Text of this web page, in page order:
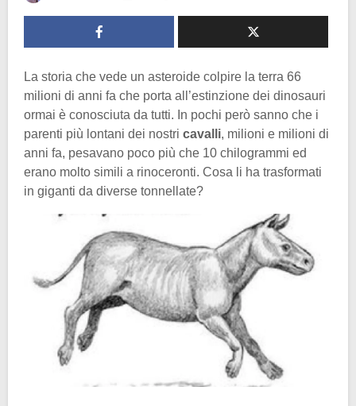
La storia che vede un asteroide colpire la terra 66
milioni di anni fa che porta all’estinzione dei dinosauri
ormai è conosciuta da tutti. In pochi però sanno che i
parenti più lontani dei nostri cavalli, milioni e milioni di
anni fa, pesavano poco più che 10 chilogrammi ed
erano molto simili a rinoceronti. Cosa li ha trasformati
in giganti da diverse tonnellate?